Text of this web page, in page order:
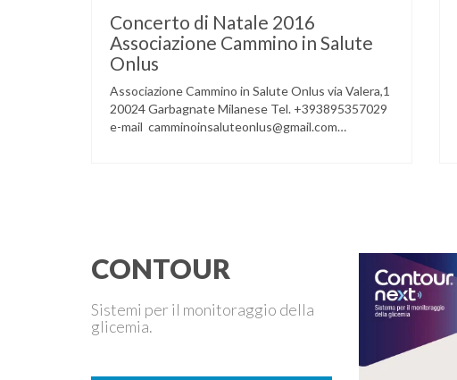
Concerto di Natale 2016
Associazione Cammino in Salute
Onlus
Associazione Cammino in Salute Onlus via Valera,1
20024 Garbagnate Milanese Tel. +393895357029
e-mail camminoinsaluteonlus@gmail.com
CONTOUR
Sistemi per il monitoraggio della
glicemia.